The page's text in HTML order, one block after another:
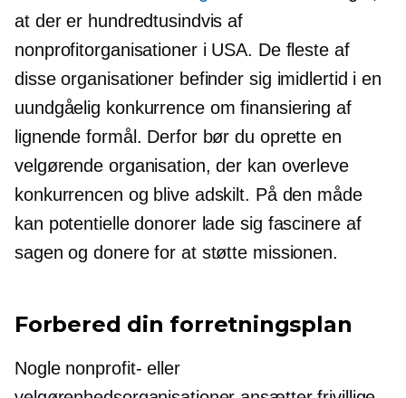
at der er hundredtusindvis af
nonprofitorganisationer i USA. De fleste af
disse organisationer befinder sig imidlertid i en
uundgåelig konkurrence om finansiering af
lignende formål. Derfor bør du oprette en
velgørende organisation, der kan overleve
konkurrencen og blive adskilt. På den måde
kan potentielle donorer lade sig fascinere af
sagen og donere for at støtte missionen.
Forbered din forretningsplan
Nogle nonprofit- eller